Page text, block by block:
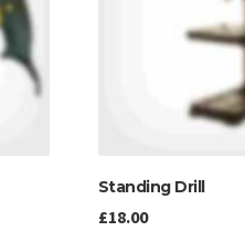
Standing Drill
£18.00